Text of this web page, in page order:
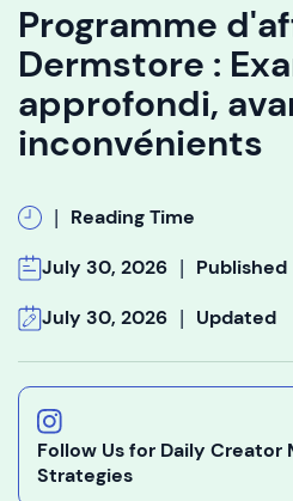
Programme
Dermstore :
approfondi,
inconvénients
| Reading Time
July 30, 2026 | Published
July 30, 2026 | Updated
Follow Us for Daily Creator
Strategies